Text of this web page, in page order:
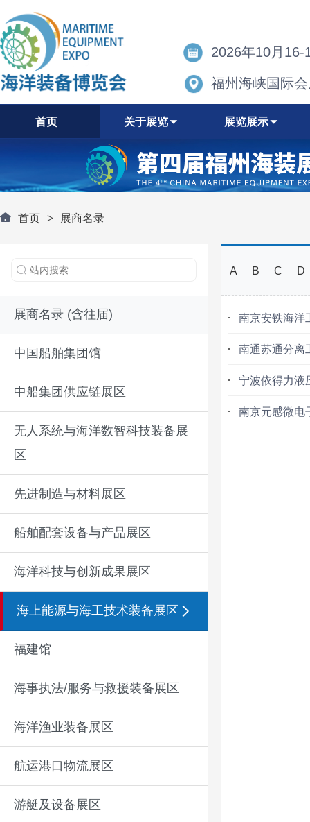
2026年10月16-
福州海峡国际
首页 关于展览 展览展示
首页 > 展商名录
展商名录 (含往届)
中国船舶集团馆
中船集团供应链展区
无人系统与海洋数智科技装备展
区
先进制造与材料展区
船舶配套设备与产品展区
海洋科技与创新成果展区
海上能源与海工技术装备展区
福建馆
海事执法/服务与救援装备展区
海洋渔业装备展区
航运港口物流展区
游艇及设备展区
A B C D
南京安铁海洋
南通苏通分离
宁波依得力液
南京元感微电